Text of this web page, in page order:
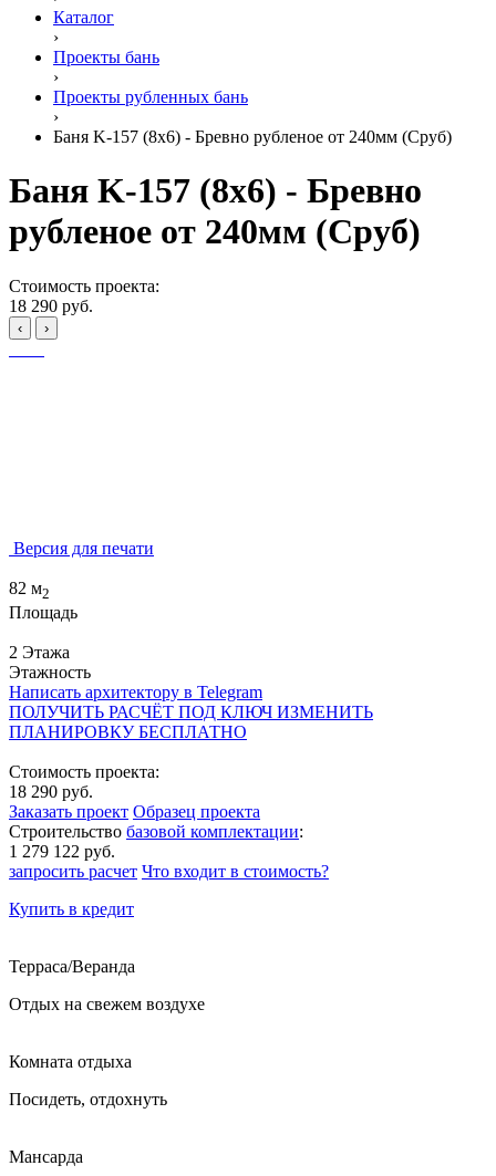
Каталог
›
Проекты бань
›
Проекты рубленных бань
›
Баня K-157 (8х6) - Бревно рубленое от 240мм (Сруб)
Баня K-157 (8х6) - Бревно
рубленое от 240мм (Сруб)
Стоимость проекта:
18 290 руб.
‹ ›
Версия для печати
82 м2
Площадь
2 Этажа
Этажность
Написать архитектору в Telegram
ПОЛУЧИТЬ РАСЧЁТ ПОД КЛЮЧ ИЗМЕНИТЬ
ПЛАНИРОВКУ БЕСПЛАТНО
Стоимость проекта:
18 290 руб.
Заказать проект Образец проекта
Строительство базовой комплектации:
1 279 122 руб.
запросить расчет Что входит в стоимость?
Купить в кредит
Терраса/Веранда
Отдых на свежем воздухе
Комната отдыха
Посидеть, отдохнуть
Мансарда